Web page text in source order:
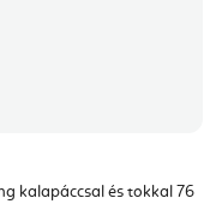
kalapáccsal és tokkal 76